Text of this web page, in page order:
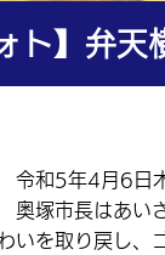
ト】弁
令和5年4月6日木
奥塚市長はあい
いを取り戻し、